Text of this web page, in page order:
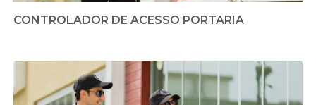
CONTROLADOR DE ACESSO PORTARIA